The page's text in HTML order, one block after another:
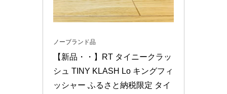
ノーブランド品
【新品・・】RT タイニークラッ
シュ TINY KLASH Lo キングフィ
ッシャー ふるさと納税限定 タイ